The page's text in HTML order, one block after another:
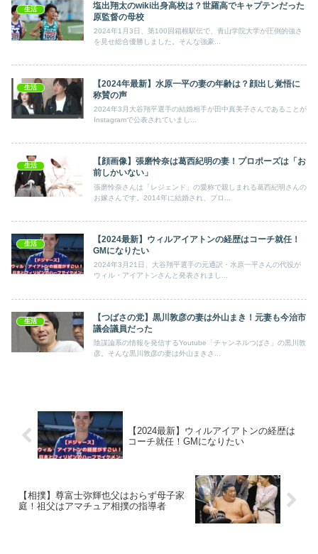
生活
塩出翔太のwiki出身高校は？世羅高でキャプテンだった
原監督の母校
2024年1月3日、第100回箱根駅伝で、青山学院大学が圧倒的強さ
を見せ総合優勝しました。そんな強豪...
生活
【2024年最新】水原一平の妻の年齢は？顔出し覚悟に
称賛の声
2024年3月大谷翔平選手の結婚相手が田中真美子さんであることが
Instagramで公表されていまし...
生活
【顔画像】張磨怜奈は葛西紀明の妻！プロポーズは「お
前しかいない」
張磨怜奈さんは「レジェンド」の愛称で親しまれる葛西紀明さんの
お嫁さんです。2014年に結婚され、プロ...
生活
【2024最新】ウィルアイアトンの経歴はコーチ就任！
GMになりたい
2024年3月21日、大谷翔平選手の元通訳・水原一平さんの代役が
ウィル・アイアトンさんと発表されまし...
生活
【つばさの党】黒川敦彦の妻は外山まき！元妻も今治市
議会議員だった
陰謀論系の情報を発信するYoutube「チャンネルつばさ」の黒川敦
彦。そんな黒川敦彦の妻は外山まきさ...
【2024最新】ウィルアイアトンの経歴は
コーチ就任！GMになりたい
【相撲】尊富士弥輝也父はおらず母子家
庭！祖父はアマチュア相撲の指導者